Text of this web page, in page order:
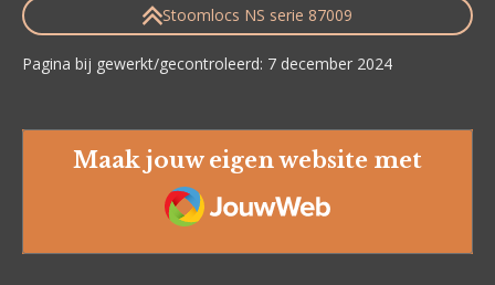
Stoomlocs NS serie 87009
Pagina bij gewerkt/gecontroleerd: 7 december 2024
Maak jouw eigen website met
JouwWeb